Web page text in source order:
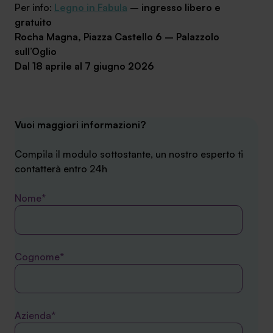
Per info: Legno in Fabula – ingresso libero e
gratuito
Rocha Magna, Piazza Castello 6 – Palazzolo
sull’Oglio
Dal 18 aprile al 7 giugno 2026
Vuoi maggiori informazioni?
Compila il modulo sottostante, un nostro esperto ti
contatterà entro 24h
Nome*
Cognome*
Azienda*